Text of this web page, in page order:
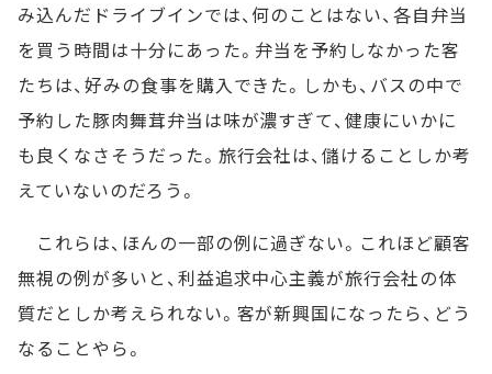
み込んだドライブインでは、何のことはない、各自弁当
を買う時間は十分にあった。弁当を予約しなかった客
たちは、好みの食事を購入できた。しかも、バスの中で
予約した豚肉舞茸弁当は味が濃すぎて、健康にいかに
も良くなさそうだった。旅行会社は、儲けることしか考
えていないのだろう。
これらは、ほんの一部の例に過ぎない。これほど顧客
無視の例が多いと、利益追求中心主義が旅行会社の体
質だとしか考えられない。客が新興国になったら、どう
なることやら。